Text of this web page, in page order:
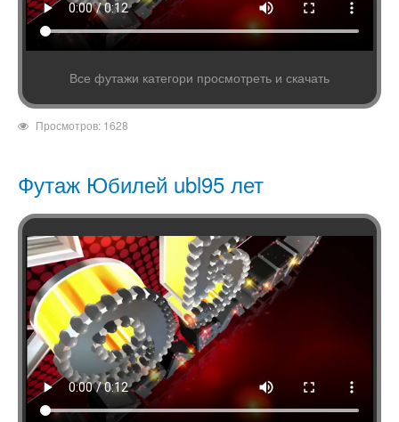
Все футажи категори просмотреть и скачать
Просмотров: 1628
Футаж Юбилей ubl95 лет